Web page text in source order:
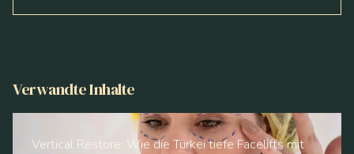
Verwandte Inhalte
Vertical Restore: Wie die Türkei tiefe Facelifts mit